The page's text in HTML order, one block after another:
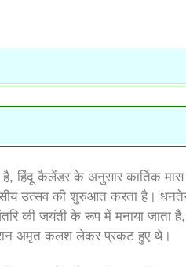
हिंदू कैलेंडर के अनुसार कार्तिक मास
उत्सव की शुरुआत करता है।
की जयंती के रूप में मनाया जाता
अमृत कलश लेकर प्रकट हुए थे।